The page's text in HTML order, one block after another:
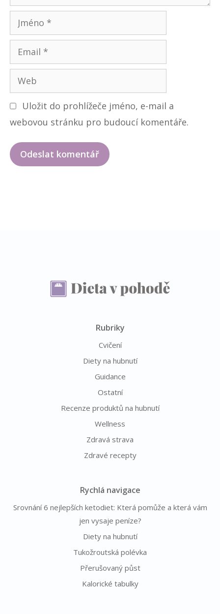
ř
m
n
m
i
l
W
e
b
Uložit do prohlížeče jméno, e-mail a
webovou stránku pro budoucí komentáře.
Rubriky
Cvičení
Diety na hubnutí
Guidance
Ostatní
Recenze produktů na hubnutí
Wellness
Zdravá strava
Zdravé recepty
Rychlá navigace
Srovnání 6 nejlepších ketodiet: Která pomůže a která vám
jen vysaje peníze?
Diety na hubnutí
Tukožroutská polévka
Přerušovaný půst
Kalorické tabulky